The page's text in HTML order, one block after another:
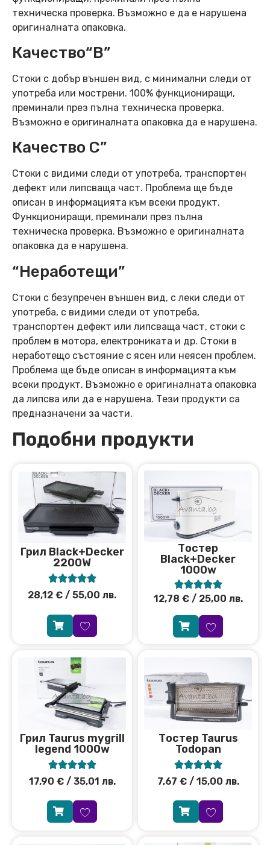
техническа проверка. Възможно е да е нарушена
оригиналната опаковка.
Качество“B”
Стоки с добър външен вид, с минимални следи от
употреба или мострени. 100% функциониращи,
преминали през пълна техническа проверка.
Възможно е оригиналната опаковка да е нарушена.
Качество C”
Стоки с видими следи от употреба, транспортен
дефект или липсваща част. Проблема ще бъде
описан в информацията към всеки продукт.
Функциониращи, преминали през пълна
техническа проверка. Възможно е оригиналната
опаковка да е нарушена.
“Неработещи”
Стоки с безупречен външен вид, с леки следи от
употреба, с видими следи от употреба,
транспортен дефект или липсваща част, стоки с
проблем в мотора, електрониката и др. Стоки в
неработещо състояние с ясен или неясен проблем.
Проблема ще бъде описан в информацията към
всеки продукт. Възможно е оригиналната опаковка
да липсва или да е нарушена. Тези продукти са
предназначени за части.
Подобни продукти
Грил Black+Decker
2200W

28,12 € / 55,00 лв.
Тостер
Black+Decker
1000w

12,78 €/ 25,00 лв.
Грил Taurus mygrill
legend 1000w

17,90 €/ 35,01 лв.
Тостер Taurus
Todopan

7,67 €/ 15,00 лв.